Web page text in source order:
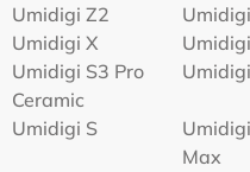
Umidigi Z2
Umidigi X
Umidigi S3 Pro
Ceramic
Umidigi S
Max